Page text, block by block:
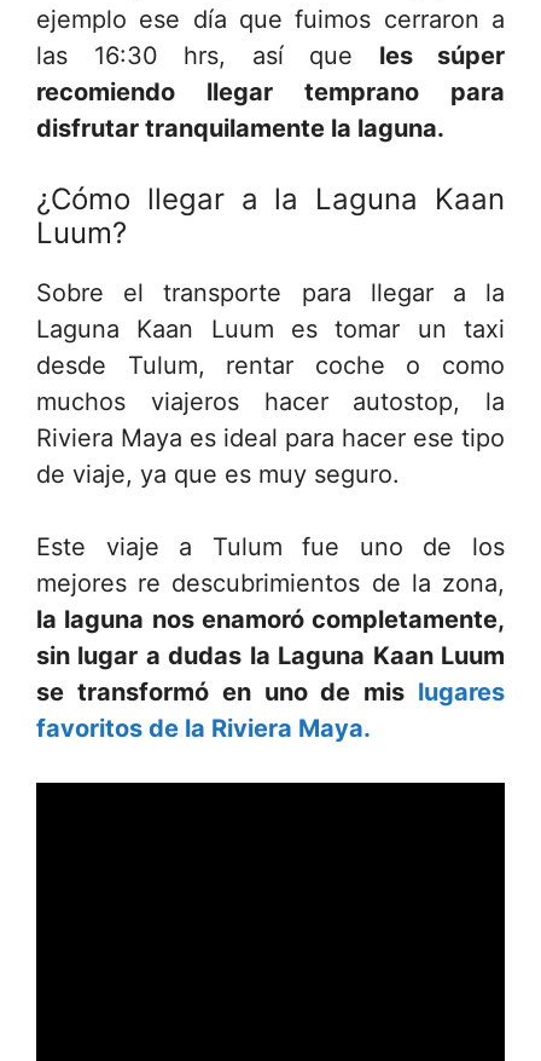
ejemplo ese día que fuimos cerraron a
las 16:30 hrs, así que les súper
recomiendo llegar temprano para
disfrutar tranquilamente la laguna.
¿Cómo llegar a la Laguna Kaan
Luum?
Sobre el transporte para llegar a la
Laguna Kaan Luum es tomar un taxi
desde Tulum, rentar coche o como
muchos viajeros hacer autostop, la
Riviera Maya es ideal para hacer ese tipo
de viaje, ya que es muy seguro.
Este viaje a Tulum fue uno de los
mejores re descubrimientos de la zona,
la laguna nos enamoró completamente,
sin lugar a dudas la Laguna Kaan Luum
se transformó en uno de mis lugares
favoritos de la Riviera Maya.